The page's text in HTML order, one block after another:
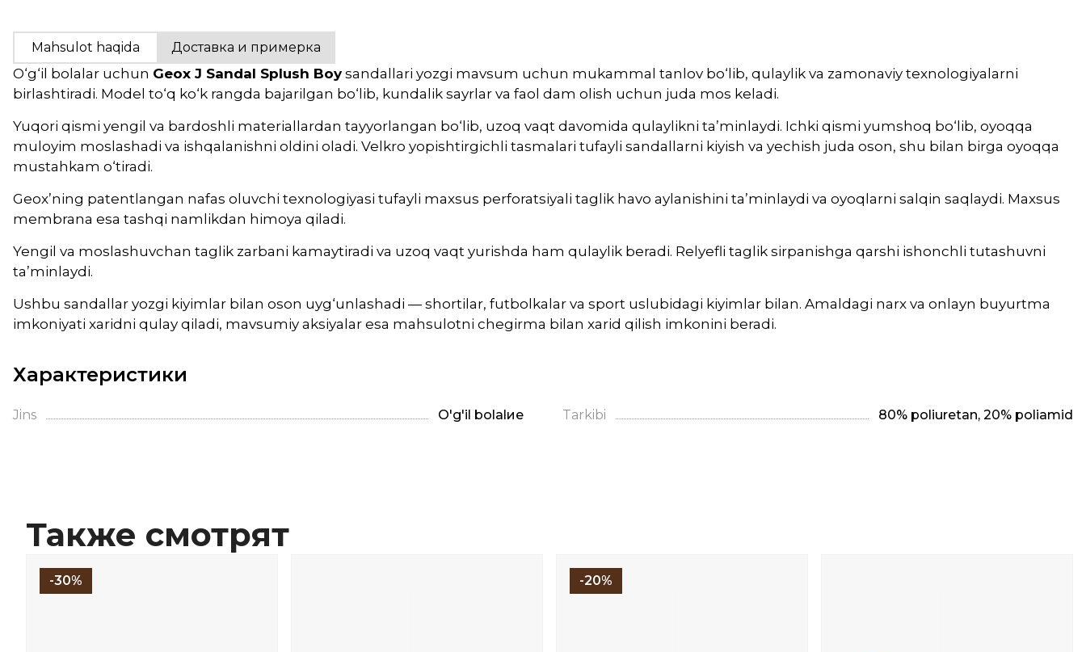
Mahsulot haqida Доставка и примерка
O‘g‘il bolalar uchun Geox J Sandal Splush Boysandallari yozgi mavsum uchun mukammal tanlov bo‘lib, qulaylik va zamonaviy texnologiyalarni
birlashtiradi. Model to‘q ko‘k rangda bajarilgan bo‘lib, kundalik sayrlar va faol dam olish uchun juda mos keladi.
Yuqori qismi yengil va bardoshli materiallardan tayyorlangan bo‘lib, uzoq vaqt davomida qulaylikni ta’minlaydi. Ichki qismi yumshoq bo‘lib, oyoqqa
muloyim moslashadi va ishqalanishni oldini oladi. Velkro yopishtirgichli tasmalari tufayli sandallarni kiyish va yechish juda oson, shu bilan birga oyoqqa
mustahkam o‘tiradi.
Geox’ning patentlangan nafas oluvchi texnologiyasi tufayli maxsus perforatsiyali taglik havo aylanishini ta’minlaydi va oyoqlarni salqin saqlaydi. Maxsus
membrana esa tashqi namlikdan himoya qiladi.
Yengil va moslashuvchan taglik zarbani kamaytiradi va uzoq vaqt yurishda ham qulaylik beradi. Relyefli taglik sirpanishga qarshi ishonchli tutashuvni
ta’minlaydi.
Ushbu sandallar yozgi kiyimlar bilan oson uyg‘unlashadi — shortilar, futbolkalar va sport uslubidagi kiyimlar bilan. Amaldagi narx va onlayn buyurtma
imkoniyati xaridni qulay qiladi, mavsumiy aksiyalar esa mahsulotni chegirma bilan xarid qilish imkonini beradi.
Характеристики
Jins O'g'il bolalие Tarkibi 80% poliuretan, 20% poliamid
Также смотрят
-30% -20%